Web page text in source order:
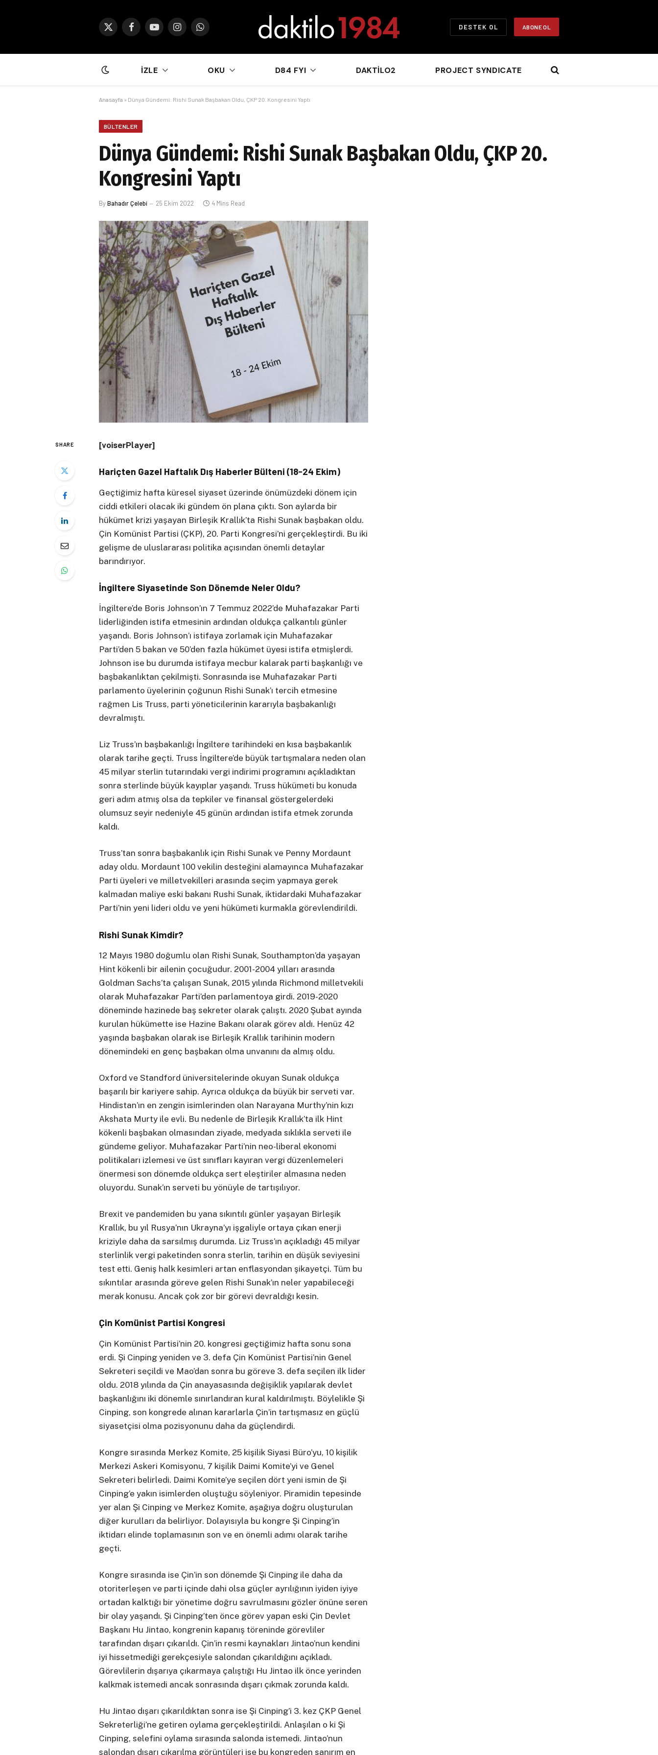
X
FacebookYouTubeInstagramWhatsApp
DESTEK OL ABONE OL
İZLE OKU D84 FYI DAKTILO2 PROJECT SYNDICATE
Anasayfa » Dünya Gündemi: Rishi Sunak Başbakan Oldu, ÇKP 20. Kongresini Yaptı
BÜLTENLER
Dünya Gündemi: Rishi Sunak Başbakan Oldu, ÇKP 20.
Kongresini Yaptı
ByBahadır Çelebi 25 Ekim 2022 4 Mins Read
SHARE [voiserPlayer]
Hariçten Gazel Haftalık Dış Haberler Bülteni (18-24 Ekim)
Geçtiğimiz hafta küresel siyaset üzerinde önümüzdeki dönem için
ciddi etkileri olacak iki gündem ön plana çıktı. Son aylarda bir
hükümet krizi yaşayan Birleşik Krallık’ta Rishi Sunak başbakan oldu.
Çin Komünist Partisi (ÇKP), 20. Parti Kongresi’ni gerçekleştirdi. Bu iki
gelişme de uluslararası politika açısından önemli detaylar
barındırıyor.
İngiltere Siyasetinde Son Dönemde Neler Oldu?
İngiltere’de Boris Johnson’ın 7 Temmuz 2022’de Muhafazakar Parti
liderliğinden istifa etmesinin ardından oldukça çalkantılı günler
yaşandı. Boris Johnson’ı istifaya zorlamak için Muhafazakar
Parti’den 5 bakan ve 50’den fazla hükümet üyesi istifa etmişlerdi.
Johnson ise bu durumda istifaya mecbur kalarak parti başkanlığı ve
başbakanlıktan çekilmişti. Sonrasında ise Muhafazakar Parti
parlamento üyelerinin çoğunun Rishi Sunak’ı tercih etmesine
rağmen Lis Truss, parti yöneticilerinin kararıyla başbakanlığı
devralmıştı.
Liz Truss’ın başbakanlığı İngiltere tarihindeki en kısa başbakanlık
olarak tarihe geçti. Truss İngiltere’de büyük tartışmalara neden olan
45 milyar sterlin tutarındaki vergi indirimi programını açıkladıktan
sonra sterlinde büyük kayıplar yaşandı. Truss hükümeti bu konuda
geri adım atmış olsa da tepkiler ve finansal göstergelerdeki
olumsuz seyir nedeniyle 45 günün ardından istifa etmek zorunda
kaldı.
Truss’tan sonra başbakanlık için Rishi Sunak ve Penny Mordaunt
aday oldu. Mordaunt 100 vekilin desteğini alamayınca Muhafazakar
Parti üyeleri ve milletvekilleri arasında seçim yapmaya gerek
kalmadan maliye eski bakanı Rushi Sunak, iktidardaki Muhafazakar
Parti’nin yeni lideri oldu ve yeni hükümeti kurmakla görevlendirildi.
Rishi Sunak Kimdir?
12 Mayıs 1980 doğumlu olan Rishi Sunak, Southampton’da yaşayan
Hint kökenli bir ailenin çocuğudur. 2001-2004 yılları arasında
Goldman Sachs’ta çalışan Sunak, 2015 yılında Richmond milletvekili
olarak Muhafazakar Parti’den parlamentoya girdi. 2019-2020
döneminde hazinede baş sekreter olarak çalıştı. 2020 Şubat ayında
kurulan hükümette ise Hazine Bakanı olarak görev aldı. Henüz 42
yaşında başbakan olarak ise Birleşik Krallık tarihinin modern
dönemindeki en genç başbakan olma unvanını da almış oldu.
Oxford ve Standford üniversitelerinde okuyan Sunak oldukça
başarılı bir kariyere sahip. Ayrıca oldukça da büyük bir serveti var.
Hindistan’ın en zengin isimlerinden olan Narayana Murthy’nin kızı
Akshata Murty ile evli. Bu nedenle de Birleşik Krallık’ta ilk Hint
kökenli başbakan olmasından ziyade, medyada sıklıkla serveti ile
gündeme geliyor. Muhafazakar Parti’nin neo-liberal ekonomi
politikaları izlemesi ve üst sınıfları kayıran vergi düzenlemeleri
önermesi son dönemde oldukça sert eleştiriler almasına neden
oluyordu. Sunak’ın serveti bu yönüyle de tartışılıyor.
Brexit ve pandemiden bu yana sıkıntılı günler yaşayan Birleşik
Krallık, bu yıl Rusya’nın Ukrayna’yı işgaliyle ortaya çıkan enerji
kriziyle daha da sarsılmış durumda. Liz Truss’ın açıkladığı 45 milyar
sterlinlik vergi paketinden sonra sterlin, tarihin en düşük seviyesini
test etti. Geniş halk kesimleri artan enflasyondan şikayetçi. Tüm bu
sıkıntılar arasında göreve gelen Rishi Sunak’ın neler yapabileceği
merak konusu. Ancak çok zor bir görevi devraldığı kesin.
Çin Komünist Partisi Kongresi
Çin Komünist Partisi’nin 20. kongresi geçtiğimiz hafta sonu sona
erdi. Şi Cinping yeniden ve 3. defa Çin Komünist Partisi’nin Genel
Sekreteri seçildi ve Mao’dan sonra bu göreve 3. defa seçilen ilk lider
oldu. 2018 yılında da Çin anayasasında değişiklik yapılarak devlet
başkanlığını iki dönemle sınırlandıran kural kaldırılmıştı. Böylelikle Şi
Cinping, son kongrede alınan kararlarla Çin’in tartışmasız en güçlü
siyasetçisi olma pozisyonunu daha da güçlendirdi.
Kongre sırasında Merkez Komite, 25 kişilik Siyasi Büro’yu, 10 kişilik
Merkezi Askeri Komisyonu, 7 kişilik Daimi Komite’yi ve Genel
Sekreteri belirledi. Daimi Komite’ye seçilen dört yeni ismin de Şi
Cinping’e yakın isimlerden oluştuğu söyleniyor. Piramidin tepesinde
yer alan Şi Cinping ve Merkez Komite, aşağıya doğru oluşturulan
diğer kurulları da belirliyor. Dolayısıyla bu kongre Şi Cinping’in
iktidarı elinde toplamasının son ve en önemli adımı olarak tarihe
geçti.
Kongre sırasında ise Çin’in son dönemde Şi Cinping ile daha da
otoriterleşen ve parti içinde dahi olsa güçler ayrılığının iyiden iyiye
ortadan kalktığı bir yönetime doğru savrulmasını gözler önüne seren
bir olay yaşandı. Şi Cinping’ten önce görev yapan eski Çin Devlet
Başkanı Hu Jintao, kongrenin kapanış töreninde görevliler
tarafından dışarı çıkarıldı. Çin’in resmi kaynakları Jintao’nun kendini
iyi hissetmediği gerekçesiyle salondan çıkarıldığını açıkladı.
Görevlilerin dışarıya çıkarmaya çalıştığı Hu Jintao ilk önce yerinden
kalkmak istemedi ancak sonrasında dışarı çıkmak zorunda kaldı.
Hu Jintao dışarı çıkarıldıktan sonra ise Şi Cinping’i 3. kez ÇKP Genel
Sekreterliği’ne getiren oylama gerçekleştirildi. Anlaşılan o ki Şi
Cinping, selefini oylama sırasında salonda istemedi. Jintao’nun
salondan dışarı çıkarılma görüntüleri ise bu kongreden sanırım en